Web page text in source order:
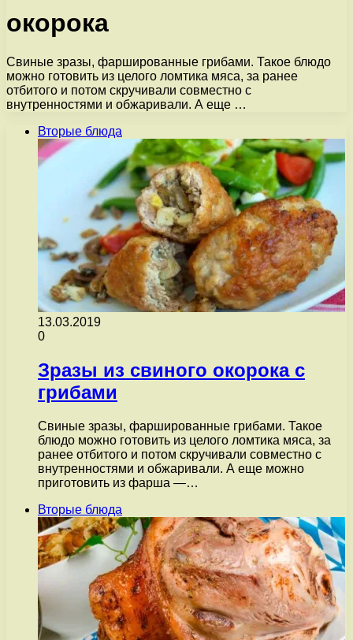
окорока
Свиные зразы, фаршированные грибами. Такое блюдо
можно готовить из целого ломтика мяса, за ранее
отбитого и потом скручивали совместно с
внутренностями и обжаривали. А еще …
Вторые блюда
13.03.2019
0
Зразы из свиного окорока с
грибами
Свиные зразы, фаршированные грибами. Такое
блюдо можно готовить из целого ломтика мяса, за
ранее отбитого и потом скручивали совместно с
внутренностями и обжаривали. А еще можно
приготовить из фарша —…
Вторые блюда